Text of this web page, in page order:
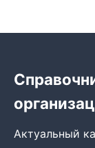
Актуальный